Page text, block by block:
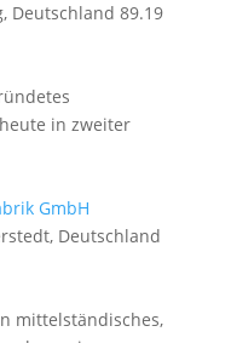
Deutschland 89.19
in zweiter
GmbH
Deutschland
mittelständisches,